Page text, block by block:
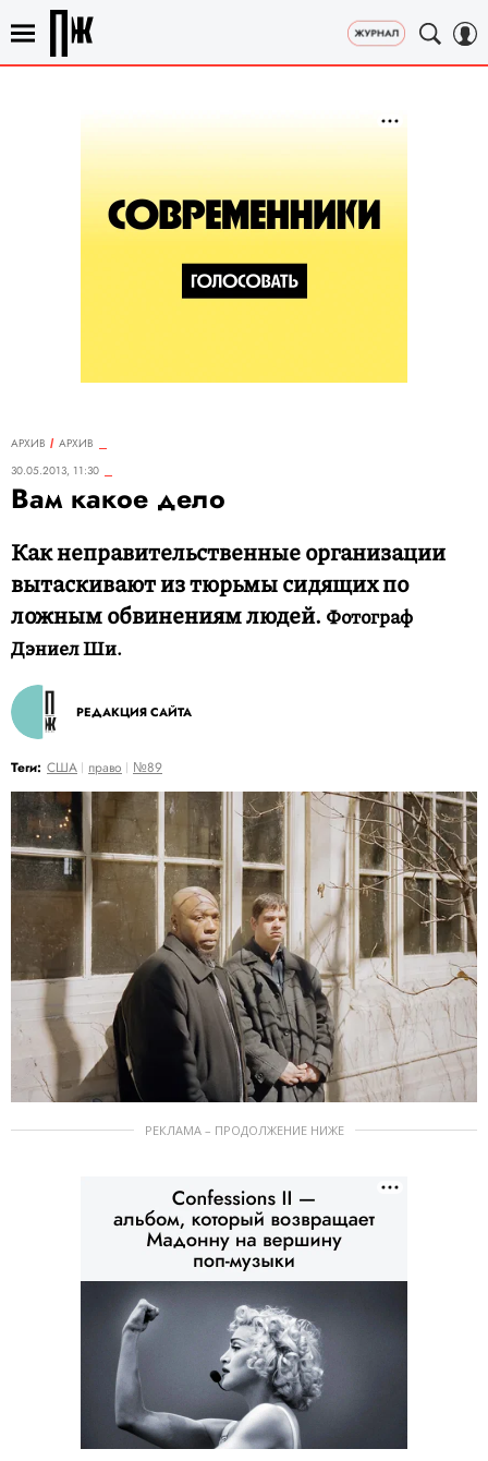
АРХИВ
АРХИВ
30.05.2013, 11:30
Вам какое дело
Как неправительственные организации
вытаскивают из тюрьмы сидящих по
ложным обвинениям людей. Фотограф
Дэниел Ши.
РЕДАКЦИЯ САЙТА
Теги: США право №89
РЕКЛАМА – ПРОДОЛЖЕНИЕ НИЖЕ